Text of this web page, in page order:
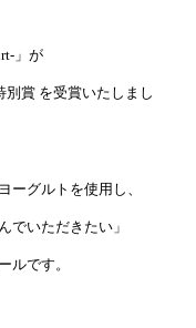
」が
別賞 を受賞いたしまし
ーグルトを使用し、
でいただきたい」
ルです。